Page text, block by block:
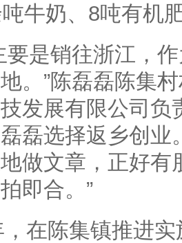
牛奶、8吨有机
是销往浙江，作
。”陈磊磊陈集
发展有限公司负
磊选择返乡创业
做文章，正好有
即合。”
陈集镇推进实